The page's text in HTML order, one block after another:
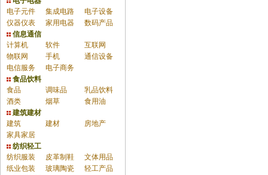
电子元件
集成电路
电子设备
仪器仪表
家用电器
数码产品
信息通信
计算机
软件
互联网
物联网
手机
通信设备
电信服务
电子商务
食品饮料
食品
调味品
乳品饮料
酒类
烟草
食用油
建筑建材
建筑
建材
房地产
家具家居
纺织轻工
纺织服装
皮革制鞋
文体用品
纸业包装
玻璃陶瓷
轻工产品